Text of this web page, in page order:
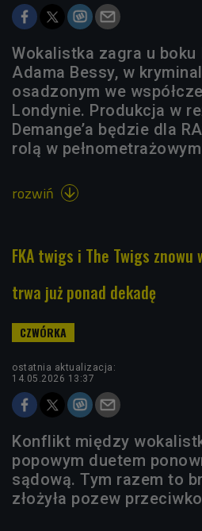
Wokalistka zagra u
Adama Bessy, w
osadzonym we
Londynie. Produkcja w
Demange’a będzie dla
rolą w
rozwiń 
FKA twigs i The Twigs znowu
trwa już ponad dekadę
ostatnia aktualizacja:
14.05.2026 13:37
Konflikt między
popowym duetem
sądową. Tym razem to
złożyła pozew